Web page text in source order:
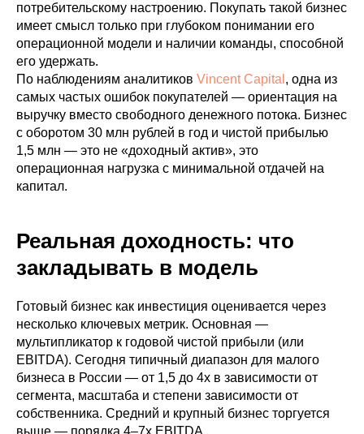
потребительскому настроению. Покупать такой бизнес
имеет смысл только при глубоком понимании его
операционной модели и наличии команды, способной
его удержать.
По наблюдениям аналитиков Vincent Capital , одна из
самых частых ошибок покупателей — ориентация на
выручку вместо свободного денежного потока. Бизнес
с оборотом 30 млн рублей в год и чистой прибылью
1,5 млн — это не «доходный актив», это
операционная нагрузка с минимальной отдачей на
капитал.
Реальная доходность: что
закладывать в модель
Готовый бизнес как инвестиция оценивается через
несколько ключевых метрик. Основная —
мультипликатор к годовой чистой прибыли (или
EBITDA). Сегодня типичный диапазон для малого
бизнеса в России — от 1,5 до 4x в зависимости от
сегмента, масштаба и степени зависимости от
собственника. Средний и крупный бизнес торгуется
выше — порядка 4–7x EBITDA.